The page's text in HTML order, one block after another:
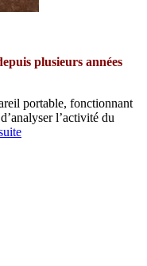
plusieurs années
portable, fonctionnant
l’activité du